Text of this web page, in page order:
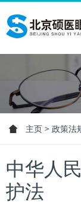
主页 > 政策法
中华人
护法